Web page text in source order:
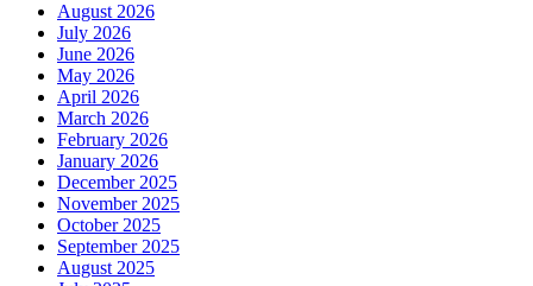
August 2026
July 2026
June 2026
May 2026
April 2026
March 2026
February 2026
January 2026
December 2025
November 2025
October 2025
September 2025
August 2025